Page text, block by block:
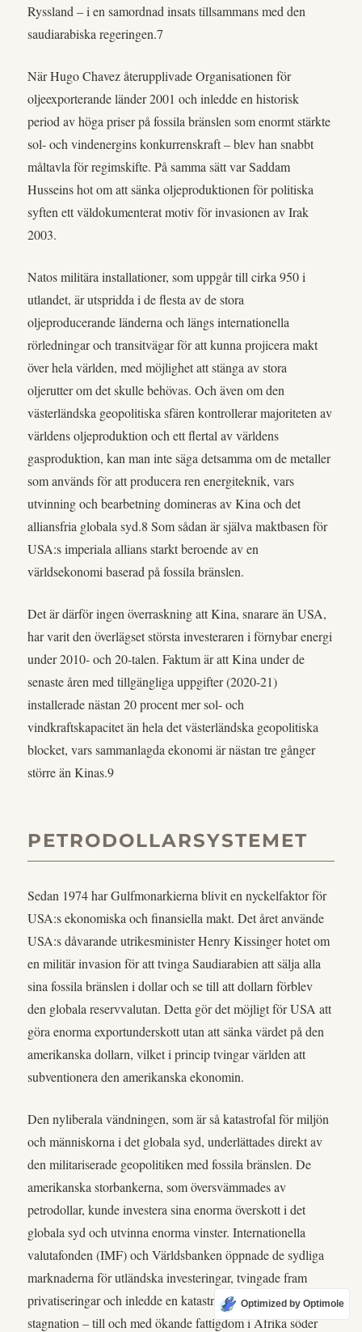
Ryssland – i en samordnad insats tillsammans med den
saudiarabiska regeringen.7
När Hugo Chavez återupplivade Organisationen för
oljeexporterande länder 2001 och inledde en historisk
period av höga priser på fossila bränslen som enormt stärkte
sol- och vindenergins konkurrenskraft – blev han snabbt
måltavla för regimskifte. På samma sätt var Saddam
Husseins hot om att sänka oljeproduktionen för politiska
syften ett väldokumenterat motiv för invasionen av Irak
2003.
Natos militära installationer, som uppgår till cirka 950 i
utlandet, är utspridda i de flesta av de stora
oljeproducerande länderna och längs internationella
rörledningar och transitvägar för att kunna projicera makt
över hela världen, med möjlighet att stänga av stora
oljerutter om det skulle behövas. Och även om den
västerländska geopolitiska sfären kontrollerar majoriteten av
världens oljeproduktion och ett flertal av världens
gasproduktion, kan man inte säga detsamma om de metaller
som används för att producera ren energiteknik, vars
utvinning och bearbetning domineras av Kina och det
alliansfria globala syd.8 Som sådan är själva maktbasen för
USA:s imperiala allians starkt beroende av en
världsekonomi baserad på fossila bränslen.
Det är därför ingen överraskning att Kina, snarare än USA,
har varit den överlägset största investeraren i förnybar energi
under 2010- och 20-talen. Faktum är att Kina under de
senaste åren med tillgängliga uppgifter (2020-21)
installerade nästan 20 procent mer sol- och
vindkraftskapacitet än hela det västerländska geopolitiska
blocket, vars sammanlagda ekonomi är nästan tre gånger
större än Kinas.9
PETRODOLLARSYSTEMET
Sedan 1974 har Gulfmonarkierna blivit en nyckelfaktor för
USA:s ekonomiska och finansiella makt. Det året använde
USA:s dåvarande utrikesminister Henry Kissinger hotet om
en militär invasion för att tvinga Saudiarabien att sälja alla
sina fossila bränslen i dollar och se till att dollarn förblev
den globala reservvalutan. Detta gör det möjligt för USA att
göra enorma exportunderskott utan att sänka värdet på den
amerikanska dollarn, vilket i princip tvingar världen att
subventionera den amerikanska ekonomin.
Den nyliberala vändningen, som är så katastrofal för miljön
och människorna i det globala syd, underlättades direkt av
den militariserade geopolitiken med fossila bränslen. De
amerikanska storbankerna, som översvämmades av
petrodollar, kunde investera sina enorma överskott i det
globala syd och utvinna enorma vinster. Internationella
valutafonden (IMF) och Världsbanken öppnade de sydliga
marknaderna för utländska investeringar, tvingade fram
privatiseringar och inledde en katastrofal period av mänsklig
stagnation – till och med ökande fattigdom i Afrika söder
Optimized by Optimole